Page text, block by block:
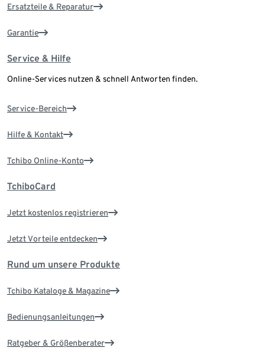
Ersatzteile & Reparatur
Garantie
Service & Hilfe
Online-Services nutzen & schnell Antworten finden.
Service-Bereich
Hilfe & Kontakt
Tchibo Online-Konto
TchiboCard
Jetzt kostenlos registrieren
Jetzt Vorteile entdecken
Rund um unsere Produkte
Tchibo Kataloge & Magazine
Bedienungsanleitungen
Ratgeber & Größenberater